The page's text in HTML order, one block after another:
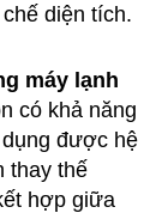
diện tích.
máy lạnh
có khả năng
được hệ
thay thế
hợp giữa